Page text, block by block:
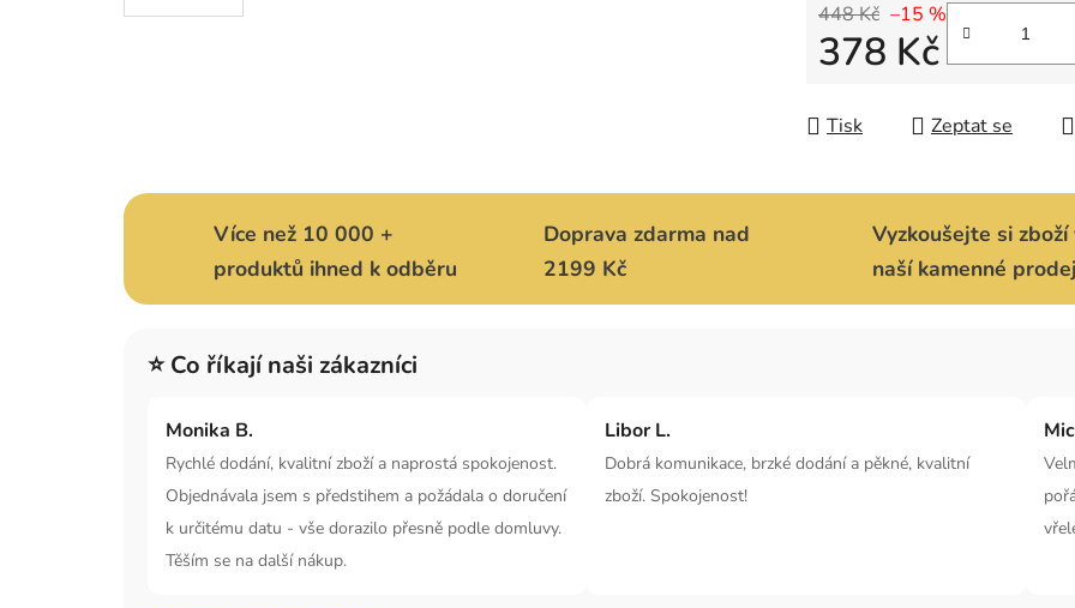
448 Kč –15 %
378 Kč
Tisk Zeptat se
Více než 10 000 +
produktů ihned k odběru
Doprava zdarma nad
2199 Kč
Vyzkoušejte si zboží
naší kamenné
⭐ Co říkají naši zákazníci
Monika B.
Rychlé dodání, kvalitní zboží a naprostá spokojenost.
Objednávala jsem s předstihem a požádala o doručení
k určitému datu - vše dorazilo přesně podle domluvy.
Těším se na další nákup.
Libor L.
Dobrá komunikace, brzké dodání a pěkné, kvalitní
zboží. Spokojenost!